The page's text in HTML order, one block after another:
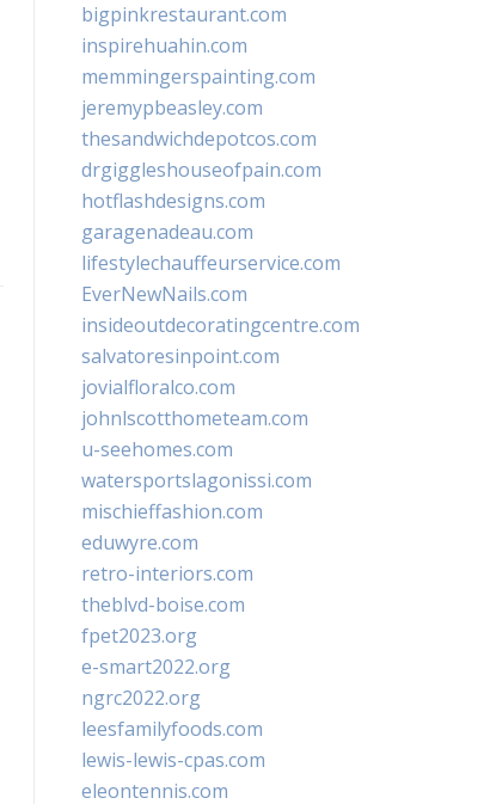
bigpinkrestaurant.com
inspirehuahin.com
memmingerspainting.com
jeremypbeasley.com
thesandwichdepotcos.com
drgiggleshouseofpain.com
hotflashdesigns.com
garagenadeau.com
lifestylechauffeurservice.com
EverNewNails.com
insideoutdecoratingcentre.com
salvatoresinpoint.com
jovialfloralco.com
johnlscotthometeam.com
u-seehomes.com
watersportslagonissi.com
mischieffashion.com
eduwyre.com
retro-interiors.com
theblvd-boise.com
fpet2023.org
e-smart2022.org
ngrc2022.org
leesfamilyfoods.com
lewis-lewis-cpas.com
eleontennis.com